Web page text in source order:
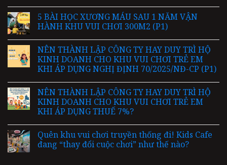
5 BÀI HỌC XƯƠNG MÁU SAU 1 NĂM VẬN
HÀNH KHU VUI CHƠI 300M2 (P1)
NÊN THÀNH LẬP CÔNG TY HAY DUY TRÌ HỘ
KINH DOANH CHO KHU VUI CHƠI TRẺ EM
KHI ÁP DỤNG NGHỊ ĐỊNH 70/2025/NĐ-CP (P1)
NÊN THÀNH LẬP CÔNG TY HAY DUY TRÌ HỘ
KINH DOANH CHO KHU VUI CHƠI TRẺ EM
KHI ÁP DỤNG THUẾ 7%?
Quên khu vui chơi truyền thống đi! Kids Cafe
đang “thay đổi cuộc chơi” như thế nào?